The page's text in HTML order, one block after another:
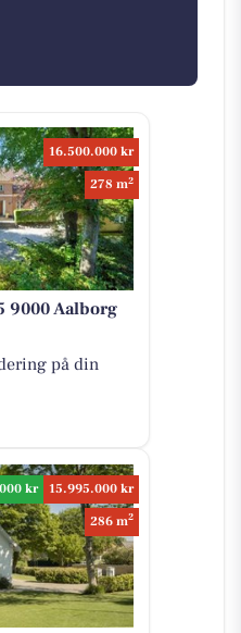
16.500.000 kr
278 m2
9000 Aalborg
på din
kr
15.995.000 kr
286 m2